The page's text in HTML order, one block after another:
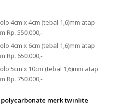
4cm x 4cm (tebal 1,6)mm atap
Rp. 550.000,-
4cm x 6cm (tebal 1,6)mm atap
Rp. 650.000,-
5cm x 10cm (tebal 1,6)mm atap
Rp. 750.000,-
merk twinlite